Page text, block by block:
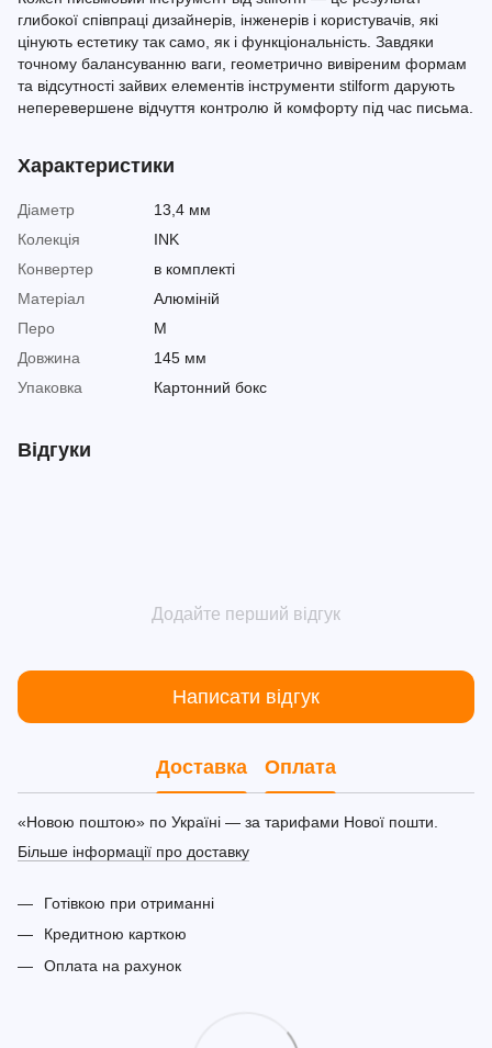
глибокої співпраці дизайнерів, інженерів і користувачів, які
цінують естетику так само, як і функціональність. Завдяки
точному балансуванню ваги, геометрично вивіреним формам
та відсутності зайвих елементів інструменти stilform дарують
неперевершене відчуття контролю й комфорту під час письма.
Характеристики
Діаметр
13,4 мм
Колекція
INK
Конвертер
в комплекті
Матеріал
Алюміній
Перо
M
Довжина
145 мм
Упаковка
Картонний бокс
Відгуки
Додайте перший відгук
Написати відгук
Доставка Оплата
«Новою поштою» по Україні — за тарифами Нової пошти.
Більше інформації про доставку
Готівкою при отриманні
Кредитною карткою
Оплата на рахунок